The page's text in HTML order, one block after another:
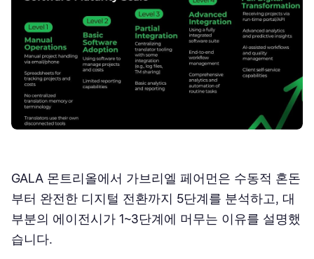
GALA 몬트리올에서 가브리엘 페어먼은 수동적 혼돈
부터 완전한 디지털 전환까지 5단계를 분석하고, 대
부분의 에이전시가 1~3단계에 머무는 이유를 설명했
습니다.